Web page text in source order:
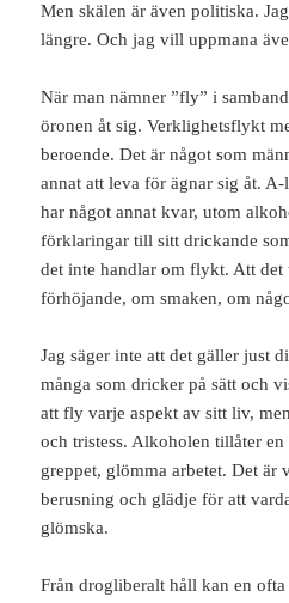
Men skälen är även politiska.
längre. Och jag vill uppmana
När man nämner ”fly” i
öronen åt sig. Verklighetsflykt
beroende. Det är något som
annat att leva för ägnar sig åt.
har något annat kvar, utom
förklaringar till sitt drickande
det inte handlar om flykt. Att det
förhöjande, om smaken, om
Jag säger inte att det gäller just
många som dricker på sätt och
att fly varje aspekt av sitt liv,
och tristess. Alkoholen tillåter en
greppet, glömma arbetet. Det
berusning och glädje för att
glömska.
Från drogliberalt håll kan en